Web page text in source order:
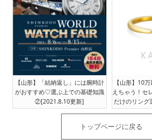
【山形】「結納返し」には腕時計
がおすすめ♡選ぶ上での基礎知識
②[2021.8.10更新]
【山形】10
えちゃう！セ
だけのリン
トップページに戻る